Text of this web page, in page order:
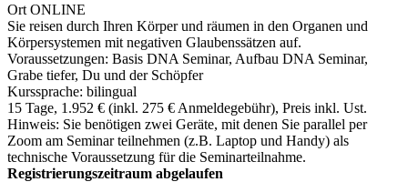
Ort ONLINE
Sie reisen durch Ihren Körper und räumen in den Organen und
Körpersystemen mit negativen Glaubenssätzen auf.
Voraussetzungen: Basis DNA Seminar, Aufbau DNA Seminar,
Grabe tiefer, Du und der Schöpfer
Kurssprache: bilingual
15 Tage, 1.952 € (inkl. 275 € Anmeldegebühr), Preis inkl. Ust.
Hinweis: Sie benötigen zwei Geräte, mit denen Sie parallel per
Zoom am Seminar teilnehmen (z.B. Laptop und Handy) als
technische Voraussetzung für die Seminarteilnahme.
Registrierungszeitraum abgelaufen